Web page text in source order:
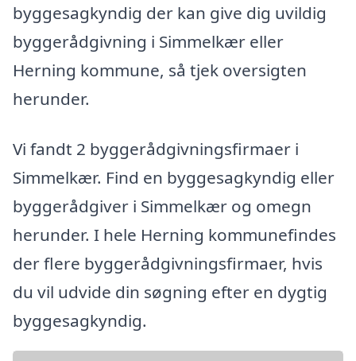
byggesagkyndig der kan give dig uvildig
byggerådgivning i Simmelkær eller
Herning kommune, så tjek oversigten
herunder.
Vi fandt 2 byggerådgivningsfirmaer i
Simmelkær. Find en byggesagkyndig eller
byggerådgiver i Simmelkær og omegn
herunder. I hele Herning kommunefindes
der flere byggerådgivningsfirmaer, hvis
du vil udvide din søgning efter en dygtig
byggesagkyndig.